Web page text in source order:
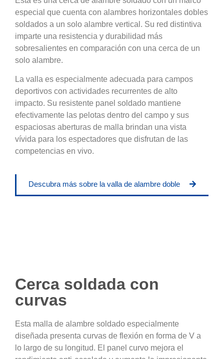
especial que cuenta con alambres horizontales dobles
soldados a un solo alambre vertical. Su red distintiva
imparte una resistencia y durabilidad más
sobresalientes en comparación con una cerca de un
solo alambre.
La valla es especialmente adecuada para campos
deportivos con actividades recurrentes de alto
impacto. Su resistente panel soldado mantiene
efectivamente las pelotas dentro del campo y sus
espaciosas aberturas de malla brindan una vista
vívida para los espectadores que disfrutan de las
competencias en vivo.
Descubra más sobre la valla de alambre doble
Cerca soldada con
curvas
Esta malla de alambre soldado especialmente
diseñada presenta curvas de flexión en forma de V a
lo largo de su longitud. El panel curvo mejora el